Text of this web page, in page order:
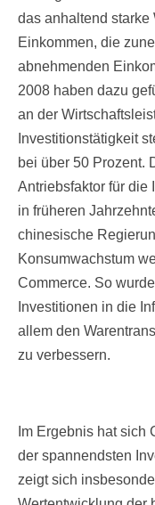
das anhaltend starke
Einkommen, die
abnehmenden
2008 haben dazu
an der
Investitionstätigkeit
bei über 50 Prozent.
Antriebsfaktor für die
in früheren
chinesische
Konsumwachstum
Commerce. So
Investitionen in die
allem den
zu verbessern.
Im Ergebnis hat sich
der spannendsten
zeigt sich